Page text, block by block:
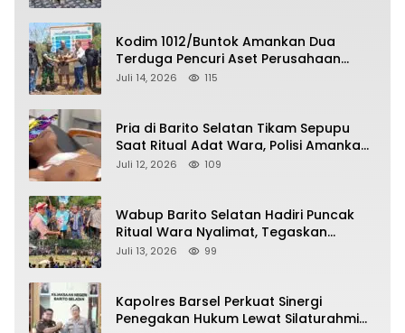
Kodim 1012/Buntok Amankan Dua
Terduga Pencuri Aset Perusahaan
Sitaan Satgas PKH, Satu Paket Diduga
Juli 14, 2026 115
Pria di Barito Selatan Tikam Sepupu
Saat Ritual Adat Wara, Polisi Amankan
Pelaku
Juli 12, 2026 109
Wabup Barito Selatan Hadiri Puncak
Ritual Wara Nyalimat, Tegaskan
Komitmen Lestarikan Budaya Dayak
Juli 13, 2026 99
Kapolres Barsel Perkuat Sinergi
Penegakan Hukum Lewat Silaturahmi